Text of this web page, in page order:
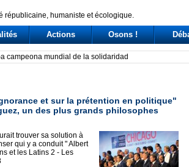
républicaine, humaniste et écologique.
Actions Osons !
West Bank hardships drive out Palestinian
et sur la prétention en politique"
un des plus grands philosophes
trouver sa solution à
qui y a conduit " Albert
et les Latins 2 - Les